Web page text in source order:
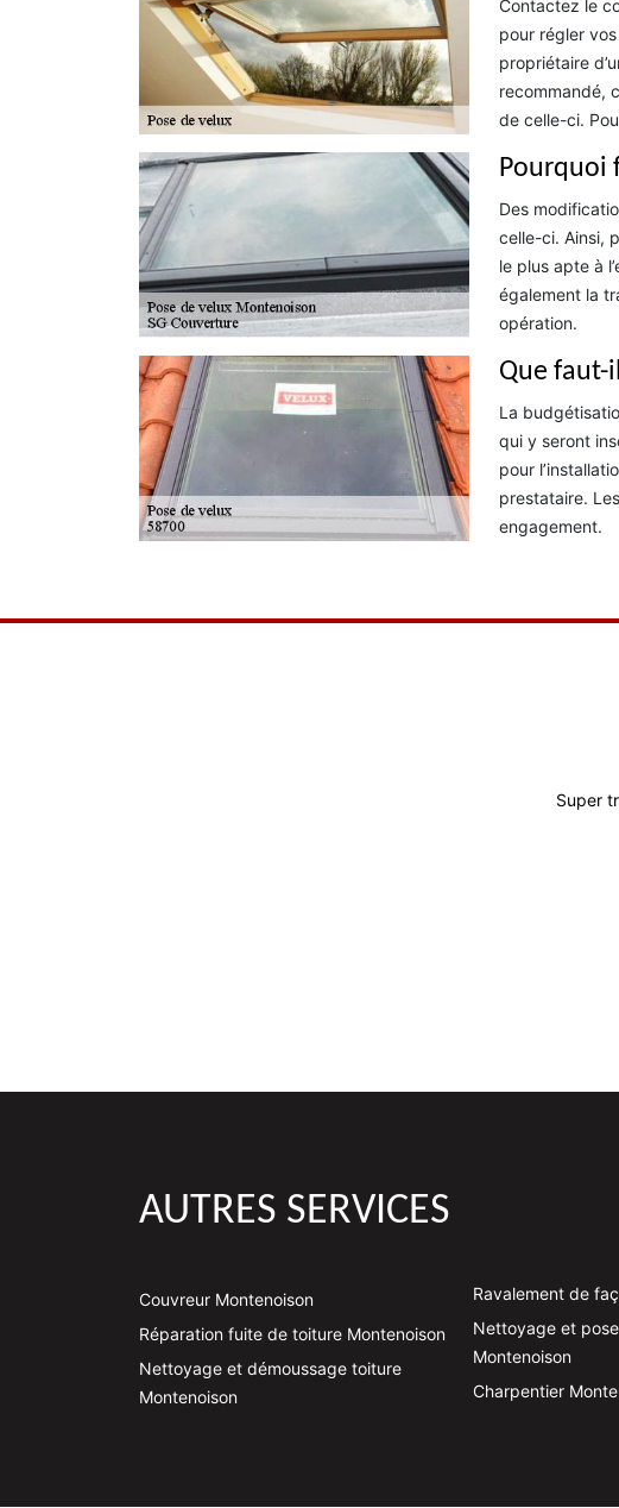
Contactez le
pour régler
propriétaire
recommandé,
de celle-ci.
Pourquoi
Des
celle-ci. Ainsi,
le plus apte à
également la
opération.
Que faut-
La
qui y seront
pour
prestataire.
engagement.
Super
AUTRES SERVICES
Couvreur Montenoison
Réparation fuite de toiture Montenoison
Nettoyage et démoussage toiture
Montenoison
Ravalement de
Nettoyage et
Montenoison
Charpentier